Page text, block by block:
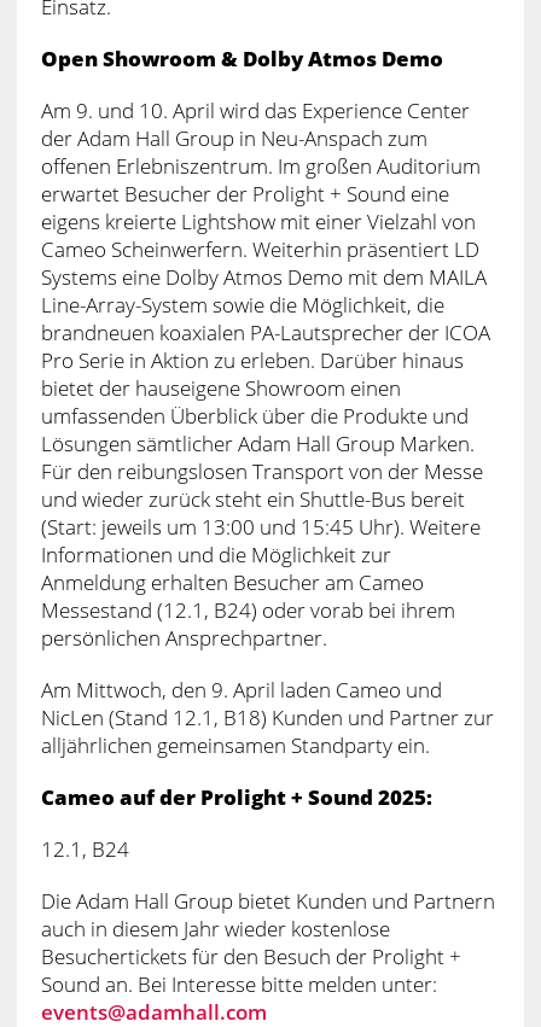
Einsatz.
Open Showroom & Dolby Atmos Demo
Am 9. und 10. April wird das Experience Center
der Adam Hall Group in Neu-Anspach zum
offenen Erlebniszentrum. Im großen Auditorium
erwartet Besucher der Prolight + Sound eine
eigens kreierte Lightshow mit einer Vielzahl von
Cameo Scheinwerfern. Weiterhin präsentiert LD
Systems eine Dolby Atmos Demo mit dem MAILA
Line-Array-System sowie die Möglichkeit, die
brandneuen koaxialen PA-Lautsprecher der ICOA
Pro Serie in Aktion zu erleben. Darüber hinaus
bietet der hauseigene Showroom einen
umfassenden Überblick über die Produkte und
Lösungen sämtlicher Adam Hall Group Marken.
Für den reibungslosen Transport von der Messe
und wieder zurück steht ein Shuttle-Bus bereit
(Start: jeweils um 13:00 und 15:45 Uhr). Weitere
Informationen und die Möglichkeit zur
Anmeldung erhalten Besucher am Cameo
Messestand (12.1, B24) oder vorab bei ihrem
persönlichen Ansprechpartner.
Am Mittwoch, den 9. April laden Cameo und
NicLen (Stand 12.1, B18) Kunden und Partner zur
alljährlichen gemeinsamen Standparty ein.
Cameo auf der Prolight + Sound 2025:
12.1, B24
Die Adam Hall Group bietet Kunden und Partnern
auch in diesem Jahr wieder kostenlose
Besuchertickets für den Besuch der Prolight +
Sound an. Bei Interesse bitte melden unter:
events@adamhall.com